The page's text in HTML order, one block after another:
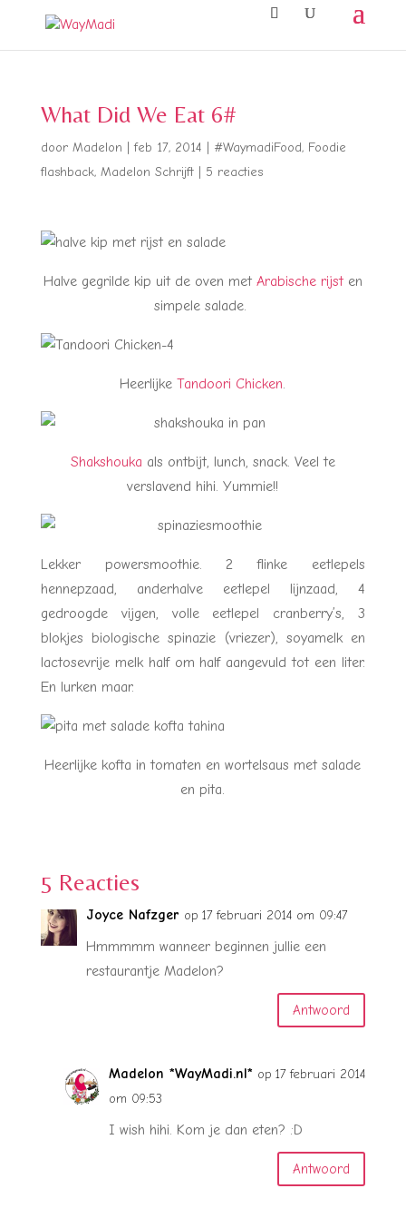
What Did We Eat 6#
door Madelon |feb 17, 2014 #WaymadiFood, Foodie
flashback, Madelon Schrijft| 5 reacties
Halve gegrilde kip uit de oven met Arabische rijsten
simpele salade.
HeerlijkeTandoori Chicken.
Shakshouka als ontbijt, lunch, snack. Veel te
verslavend hihi. Yummie!!
Lekker powersmoothie. 2 flinke eetlepels
hennepzaad, anderhalve eetlepel lijnzaad, 4
gedroogde vijgen, volle eetlepel cranberry’s, 3
blokjes biologische spinazie (vriezer), soyamelk en
lactosevrije melk half om half aangevuld tot een liter.
En lurken maar.
Heerlijke kofta in tomaten en wortelsaus met salade
en pita.
5 Reacties
Joyce Nafzger op 17 februari 2014 om 09:47
Hmmmmm wanneer beginnen jullie een
restaurantje Madelon?
Antwoord
Madelon *WayMadi.nl* op 17 februari 2014
om 09:53
I wish hihi. Kom je dan eten? :D
Antwoord